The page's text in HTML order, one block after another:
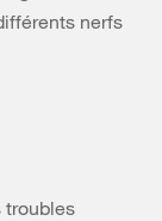
nerfs
troubles